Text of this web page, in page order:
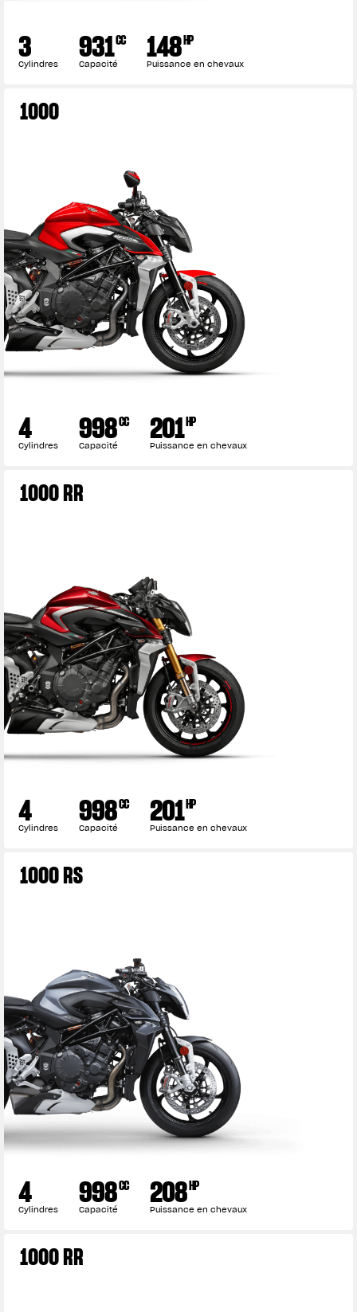
View now →
L'équipement du pilote
3
Cylindres 931CC
Capacité 148HP
Puissance en chevaux
1000
4
Cylindres 998CC
Capacité 201HP
Puissance en chevaux
1000 RR
4
Cylindres 998CC
Capacité 201HP
Puissance en chevaux
1000 RS
4
Cylindres 998CC
Capacité 208HP
Puissance en chevaux
1000 RR